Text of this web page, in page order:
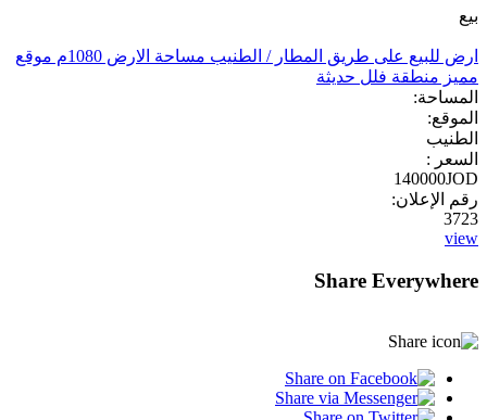
بيع
ارض للبيع على طريق المطار / الطنيب مساحة الارض 1080م موقع
مميز منطقة فلل حديثة
المساحة:
الموقع:
الطنيب
السعر :
140000JOD
رقم الإعلان:
3723
view
Share Everywhere